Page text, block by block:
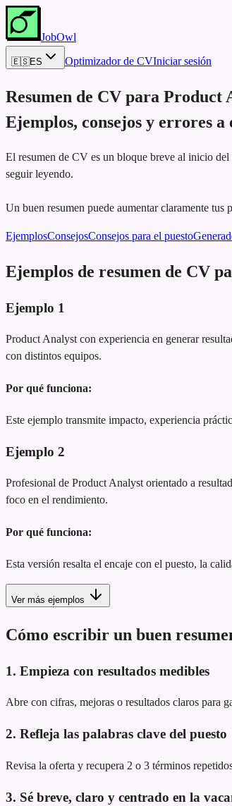
JobOwl
🇪🇸ES Optimizador de CVIniciar sesión
Resumen de CV para Product
Ejemplos, consejos y errores a
El resumen de CV es un bloque breve al inicio
seguir leyendo.
Un buen resumen puede aumentar claramente
EjemplosConsejosConsejos para el puesto
Ejemplos de resumen de CV
Ejemplo 1
Product Analyst con experiencia en generar
con distintos equipos.
Por qué funciona:
Este ejemplo transmite impacto, experiencia
Ejemplo 2
Profesional de Product Analyst orientado a
foco en el rendimiento.
Por qué funciona:
Esta versión resalta el encaje con el puesto, la
Ver más ejemplos
Cómo escribir un buen
1. Empieza con resultados medibles
Abre con cifras, mejoras o resultados claros para
2. Refleja las palabras clave del puesto
Revisa la oferta y recupera 2 o 3 términos
3. Sé breve, claro y centrado en la